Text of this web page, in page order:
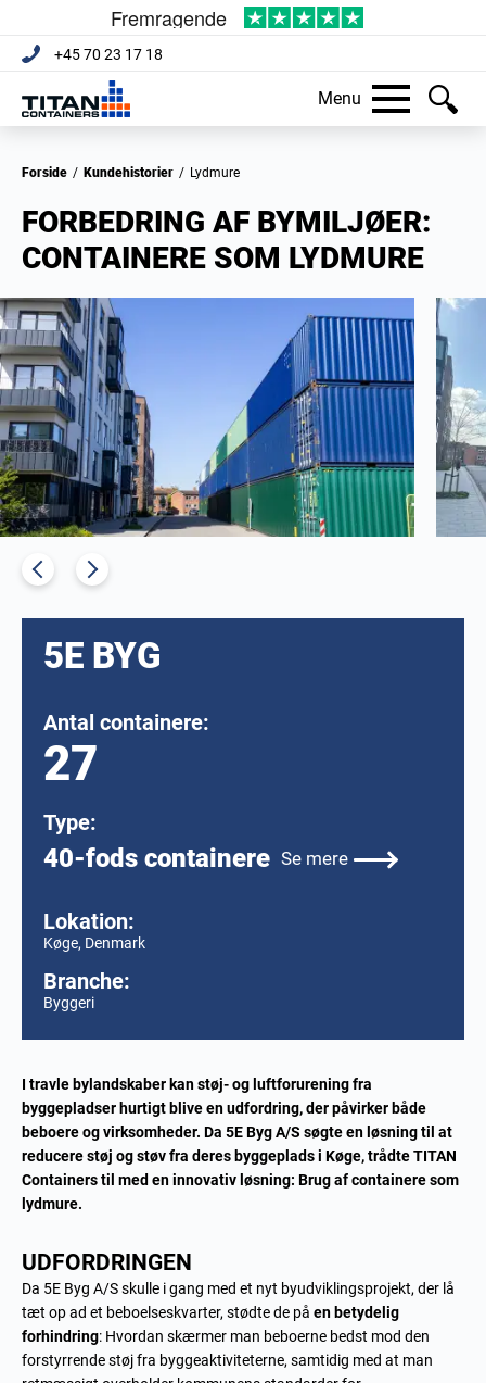
+45 70 23 17 18
Menu
Forside / Kundehistorier / Lydmure
FORBEDRING AF BYMILJØER:
CONTAINERE SOM LYDMURE
5E BYG
Antal containere:
27
Type:
40-fods containere Se mere
Lokation:
Køge, Denmark
Branche:
Byggeri
I travle bylandskaber kan støj- og luftforurening fra
byggepladser hurtigt blive en udfordring, der påvirker både
beboere og virksomheder. Da 5E Byg A/S søgte en løsning til at
reducere støj og støv fra deres byggeplads i Køge, trådte TITAN
Containers til med en innovativ løsning: Brug af containere som
lydmure.
UDFORDRINGEN
Da 5E Byg A/S skulle i gang med et nyt byudviklingsprojekt, der lå
tæt op ad et beboelseskvarter, stødte de på en betydelig
forhindring: Hvordan skærmer man beboerne bedst mod den
forstyrrende støj fra byggeaktiviteterne, samtidig med at man